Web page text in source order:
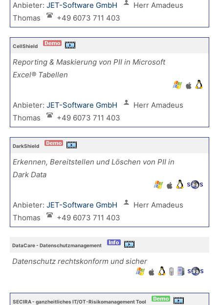
Anbieter: JET-Software GmbH
Herr Amadeus
Thomas
+49 6073 711 403
CellShield
Reporting & Maskierung von PII in Microsoft
Excel® Tabellen
Anbieter: JET-Software GmbH
Herr Amadeus
Thomas
+49 6073 711 403
DarkShield
Erkennen, Bereitstellen und Löschen von PII in
Dark Data
Anbieter: JET-Software GmbH
Herr Amadeus
Thomas
+49 6073 711 403
DataCare - Datenschutzmanagement
Datenschutz rechtskonform und sicher
SECIRA - ganzheitliches IT/OT-Risikomanagement Tool